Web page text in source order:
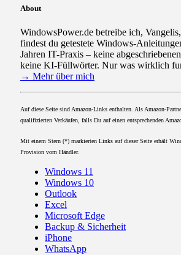
About
WindowsPower.de betreibe ich,
findest du getestete Windows-
Jahren IT-Praxis – keine
keine KI-Füllwörter. Nur was wirklich
→ Mehr über mich
Auf diese Seite sind Amazon-Links enthalten. Als Amazon-
qualifizierten Verkäufen, falls Du auf einen entsprechenden
Mit einem Stern (*) markierten Links auf dieser Seite erhält
Provision vom Händler.
Windows 11
Windows 10
Outlook
Excel
Microsoft Edge
Backup & Sicherheit
iPhone
WhatsApp